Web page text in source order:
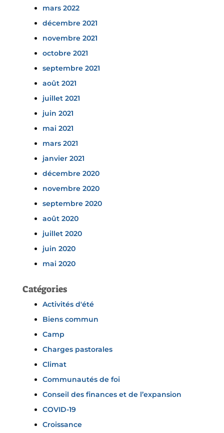
mars 2022
décembre 2021
novembre 2021
octobre 2021
septembre 2021
août 2021
juillet 2021
juin 2021
mai 2021
mars 2021
janvier 2021
décembre 2020
novembre 2020
septembre 2020
août 2020
juillet 2020
juin 2020
mai 2020
Catégories
Activités d'été
Biens commun
Camp
Charges pastorales
Climat
Communautés de foi
Conseil des finances et de l’expansion
COVID-19
Croissance